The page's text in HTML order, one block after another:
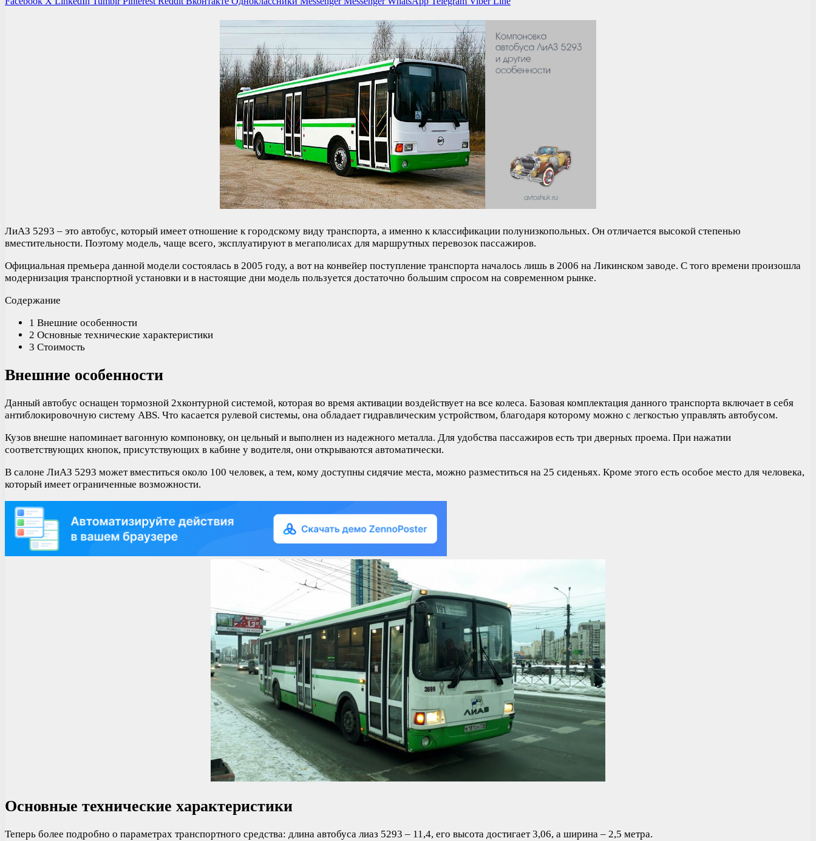
ЛиАЗ 5293 – это автобус, который имеет отношение к городскому виду транспорта, а именно к классификации полунизкопольных. Он отличается высокой степенью
вместительности. Поэтому модель, чаще всего, эксплуатируют в мегаполисах для маршрутных перевозок пассажиров.
Официальная премьера данной модели состоялась в 2005 году, а вот на конвейер поступление транспорта началось лишь в 2006 на Ликинском заводе. С того времени произошла
модернизация транспортной установки и в настоящие дни модель пользуется достаточно большим спросом на современном рынке.
Содержание
1 Внешние особенности
2 Основные технические характеристики
3 Стоимость
Внешние особенности
Данный автобус оснащен тормозной 2хконтурной системой, которая во время активации воздействует на все колеса. Базовая комплектация данного транспорта включает в себя
антиблокировочную систему ABS. Что касается рулевой системы, она обладает гидравлическим устройством, благодаря которому можно с легкостью управлять автобусом.
Кузов внешне напоминает вагонную компоновку, он цельный и выполнен из надежного металла. Для удобства пассажиров есть три дверных проема. При нажатии
соответствующих кнопок, присутствующих в кабине у водителя, они открываются автоматически.
В салоне ЛиАЗ 5293 может вместиться около 100 человек, а тем, кому доступны сидячие места, можно разместиться на 25 сиденьях. Кроме этого есть особое место для человека,
который имеет ограниченные возможности.
Основные технические характеристики
Теперь более подробно о параметрах транспортного средства: длина автобуса лиаз 5293 – 11,4, его высота достигает 3,06, а ширина – 2,5 метра.